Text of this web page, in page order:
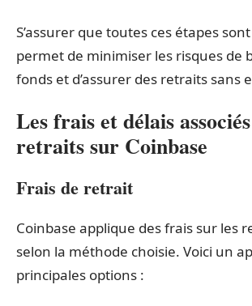
S’assurer que toutes ces étapes
permet de minimiser les risques de
fonds et d’assurer des retraits sans
Les frais et délais
retraits sur Coinbase
Frais de retrait
Coinbase applique des frais sur les
selon la méthode choisie. Voici un
principales options :